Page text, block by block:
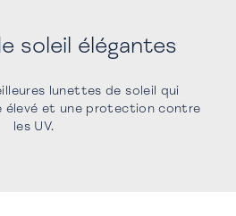
soleil élégantes
lunettes de soleil qui
élevé et une protection contre
les UV.